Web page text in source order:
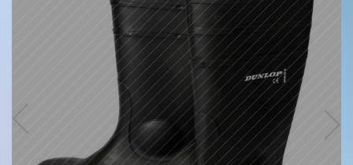
Geef een vrijwillige redder van de strandploeg
warme en comfortabele voeten.